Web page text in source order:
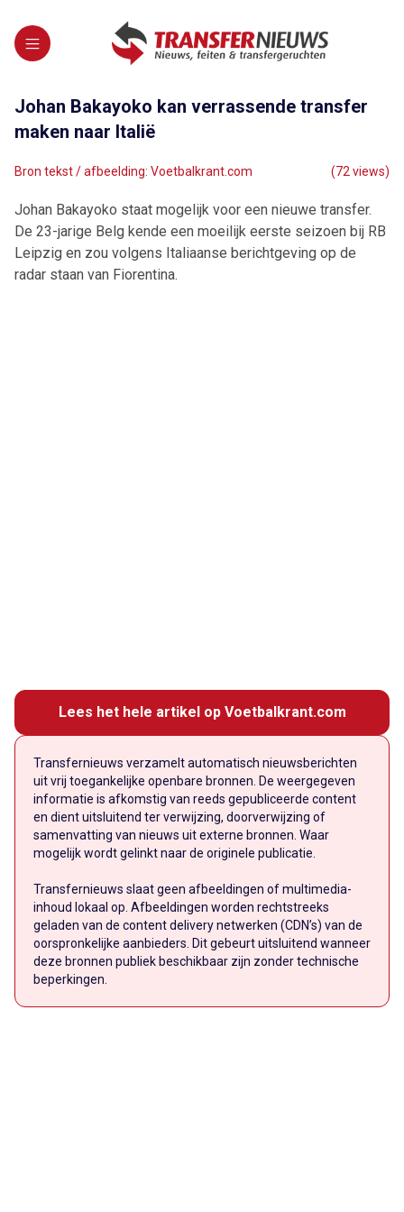
Johan Bakayoko kan verrassende transfer
maken naar Italië
Bron tekst / afbeelding: Voetbalkrant.com (72 views)
Johan Bakayoko staat mogelijk voor een nieuwe transfer.
De 23-jarige Belg kende een moeilijk eerste seizoen bij RB
Leipzig en zou volgens Italiaanse berichtgeving op de
radar staan van Fiorentina.
Lees het hele artikel op Voetbalkrant.com
Transfernieuws verzamelt automatisch nieuwsberichten
uit vrij toegankelijke openbare bronnen. De weergegeven
informatie is afkomstig van reeds gepubliceerde content
en dient uitsluitend ter verwijzing, doorverwijzing of
samenvatting van nieuws uit externe bronnen. Waar
mogelijk wordt gelinkt naar de originele publicatie.
Transfernieuws slaat geen afbeeldingen of multimedia-
inhoud lokaal op. Afbeeldingen worden rechtstreeks
geladen van de content delivery netwerken (CDN’s) van de
oorspronkelijke aanbieders. Dit gebeurt uitsluitend wanneer
deze bronnen publiek beschikbaar zijn zonder technische
beperkingen.